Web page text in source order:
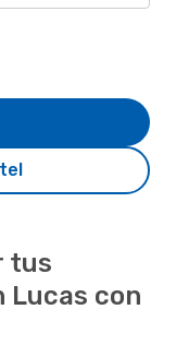
tus
Lucas con